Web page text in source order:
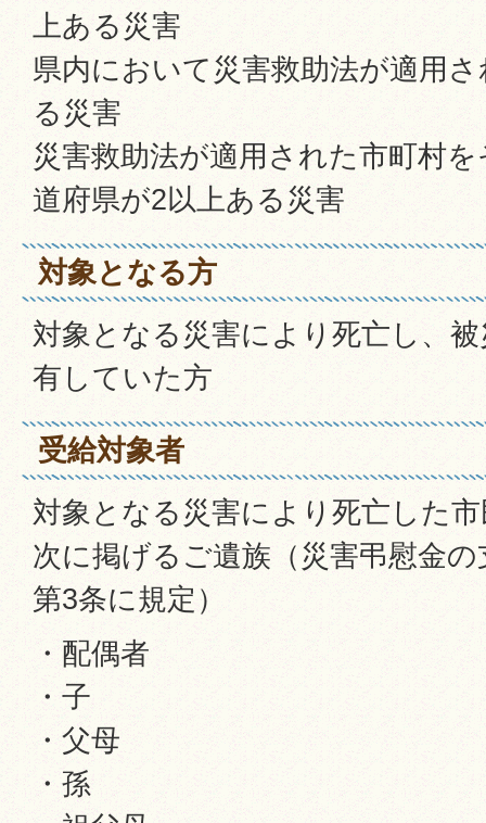
上ある災害
県内において災害救助法が適用
る災害
災害救助法が適用された市町村
道府県が2以上ある災害
対象となる方
対象となる災害により死亡し、
有していた方
受給対象者
対象となる災害により死亡した
次に掲げるご遺族（災害弔慰金
第3条に規定）
・配偶者
・子
・父母
・孫